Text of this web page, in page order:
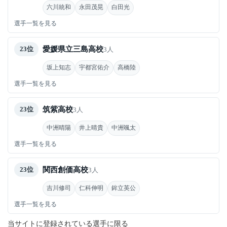
六川統和 永田茂晃 白田光
選手一覧を見る
23位 愛媛県立三島高校3人
坂上知志 宇都宮佑介 高橋陸
選手一覧を見る
23位 筑紫高校3人
中洲晴陽 井上晴貴 中洲颯太
選手一覧を見る
23位 関西創価高校3人
吉川修司 仁科伸明 鉾立英公
選手一覧を見る
当サイトに登録されている選手に限る